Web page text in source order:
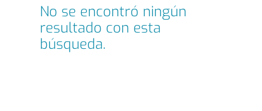
No se encontró ningún
resultado con esta
búsqueda.